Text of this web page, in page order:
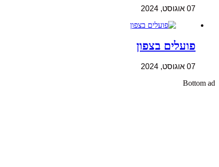
07 אוגוסט, 2024
פועלים בצפון
07 אוגוסט, 2024
Bottom ad